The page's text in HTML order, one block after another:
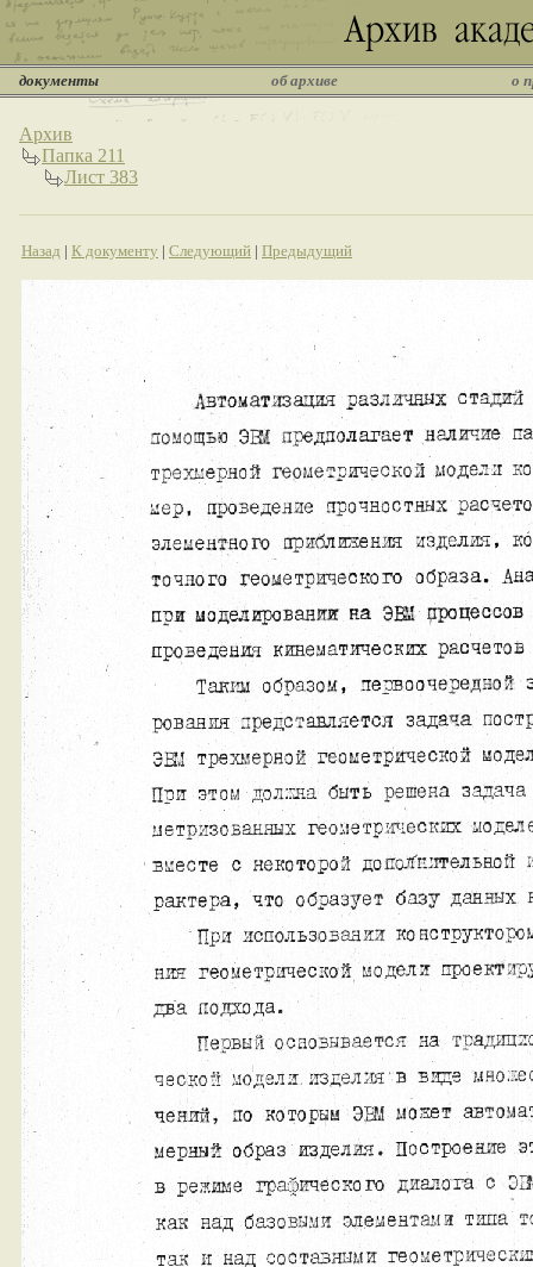
документы об архиве о
Архив
Папка 211
Лист 383
Назад | К документу | Следующий | Предыдущий